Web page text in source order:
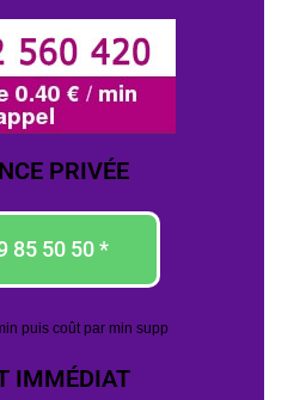
PRIVÉE
85 50 50 *
puis coût par min supp
IMMÉDIAT